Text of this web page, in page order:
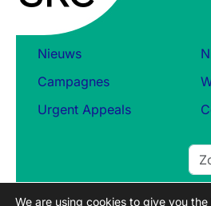
Nieuws
Campagnes
Urgent Appeals
S
e
We are using cookies to give you